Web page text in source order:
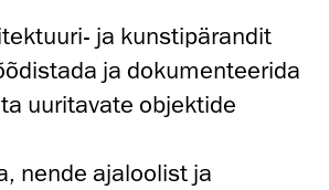
ja kunstipärandit
ja dokumenteerida
uuritavate objektide
nende ajaloolist ja